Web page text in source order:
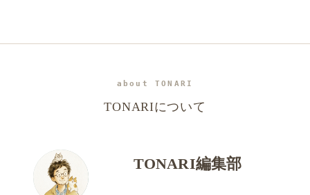
about TONARI
TONARIについて
TONARI編集部